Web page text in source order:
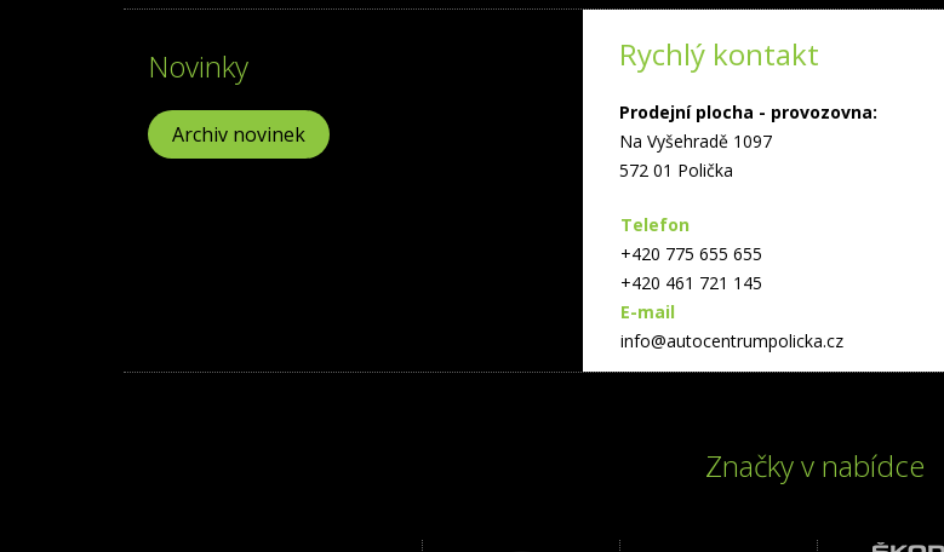
Novinky
Archiv novinek
Rychlý kontakt
Prodejní plocha - provozovna:
Na Vyšehradě 1097
572 01 Polička
Telefon
+420 775 655 655
+420 461 721 145
E-mail
info@autocentrumpolicka.cz
Značky v nabídce